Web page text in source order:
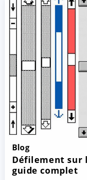
Blog
Défilement sur
guide complet